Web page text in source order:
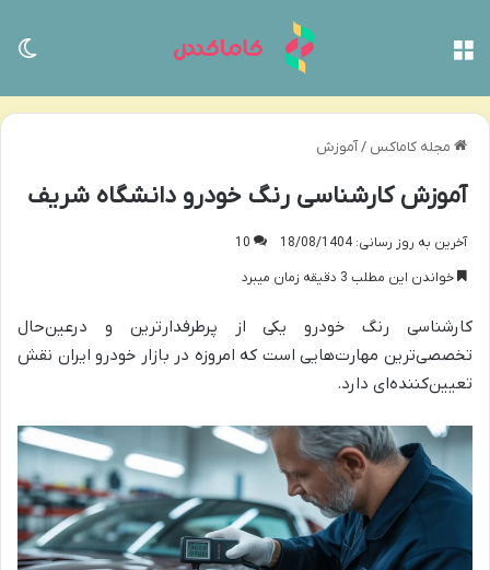
مجله کاماکس /آموزش
آموزش کارشناسی رنگ خودرو دانشگاه شریف
آخرین به روز رسانی: 18/08/1404
10
خواندن این مطلب 3 دقیقه زمان میبرد
کارشناسی رنگ خودرو یکی از پرطرفدارترین و درعین‌حال
تخصصی‌ترین مهارت‌هایی است که امروزه در بازار خودرو ایران نقش
تعیین‌کننده‌ای دارد.